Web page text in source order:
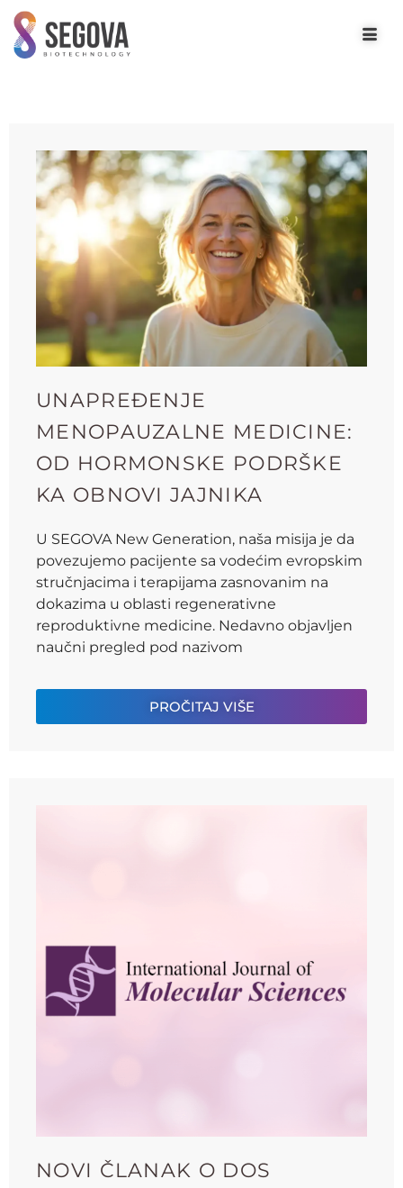
UNAPREĐENJE
MENOPAUZALNE MEDICINE:
OD HORMONSKE PODRŠKE
KA OBNOVI JAJNIKA
U SEGOVA New Generation, naša misija je da
povezujemo pacijente sa vodećim evropskim
stručnjacima i terapijama zasnovanim na
dokazima u oblasti regenerativne
reproduktivne medicine. Nedavno objavljen
naučni pregled pod nazivom
PROČITAJ VIŠE
NOVI ČLANAK O DOS